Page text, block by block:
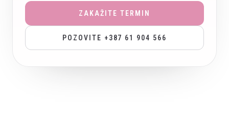
ZAKAŽITE TERMIN
POZOVITE +387 61 904 566